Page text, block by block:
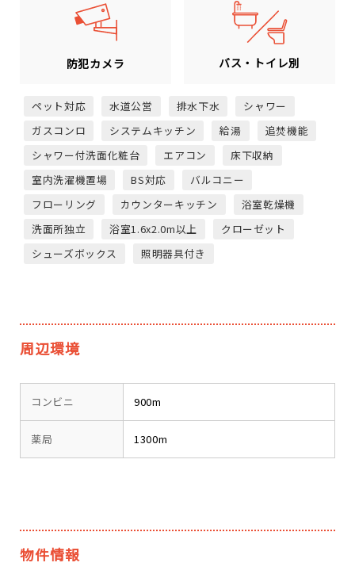
防犯カメラ バス・トイレ別
ペット対応 水道公営 排水下水
シャワー
ガスコンロ
システムキッチン 給湯
追焚機能
シャワー付洗面化粧台
エアコン
床下収納
室内洗濯機置場
BS対応
バルコニー
フローリング
カウンターキッチン
浴室乾燥機
洗面所独立
浴室1.6x2.0m以上
クローゼット
シューズボックス
照明器具付き
周辺環境
コンビニ 900m
薬局 1300m
物件情報